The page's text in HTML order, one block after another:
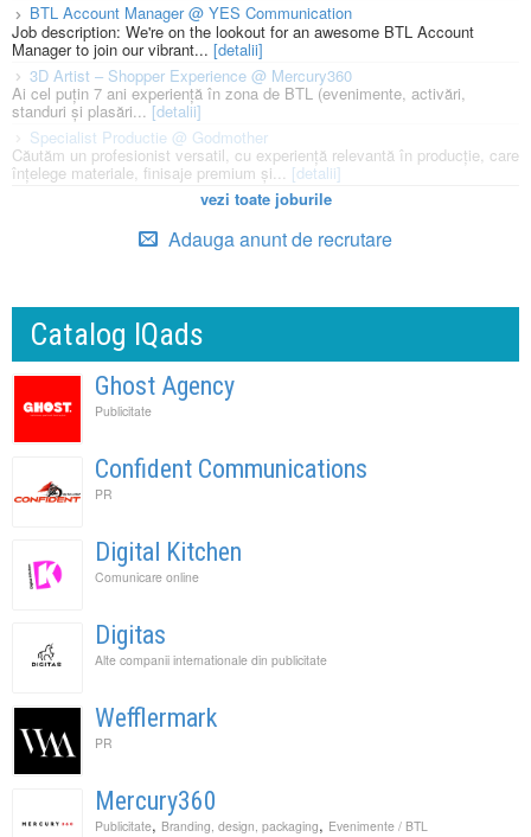
BTL Account Manager @ YES Communication
Job description: We're on the lookout for an awesome BTL Account
Manager to join our vibrant... [detalii]
3D Artist – Shopper Experience @ Mercury360
Ai cel puțin 7 ani experiență în zona de BTL (evenimente, activări,
standuri și plasări...[detalii]
Specialist Productie @ Godmother
Căutăm un profesionist versatil, cu experiență relevantă în producție, care
înțelege materiale, finisaje premium și... [detalii]
vezi toate joburile
Adauga anunt de recrutare
Catalog IQads
Ghost Agency
Publicitate
Confident Communications
PR
Digital Kitchen
Comunicare online
Digitas
Alte companii internationale din publicitate
Wefflermark
PR
Mercury360
Publicitate, Branding, design, packaging, Evenimente / BTL